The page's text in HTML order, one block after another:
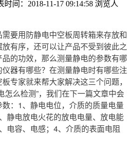
时间：2018-11-17 09:14:58 浏览人
要用防静电中空板周转箱来存放和
有序，还可以让产品不受到彼此之
的功效，那么测量静电的参数有哪
器有哪些？在测量静电时有哪些注
专家就来帮大家解决这三个问题，
怎么检测”，我们在下一篇文章中会
：1、静电电位，介质的质量电量
静电放电火花的放电电量、放电能
电容、电感；4、介质的表面电阻